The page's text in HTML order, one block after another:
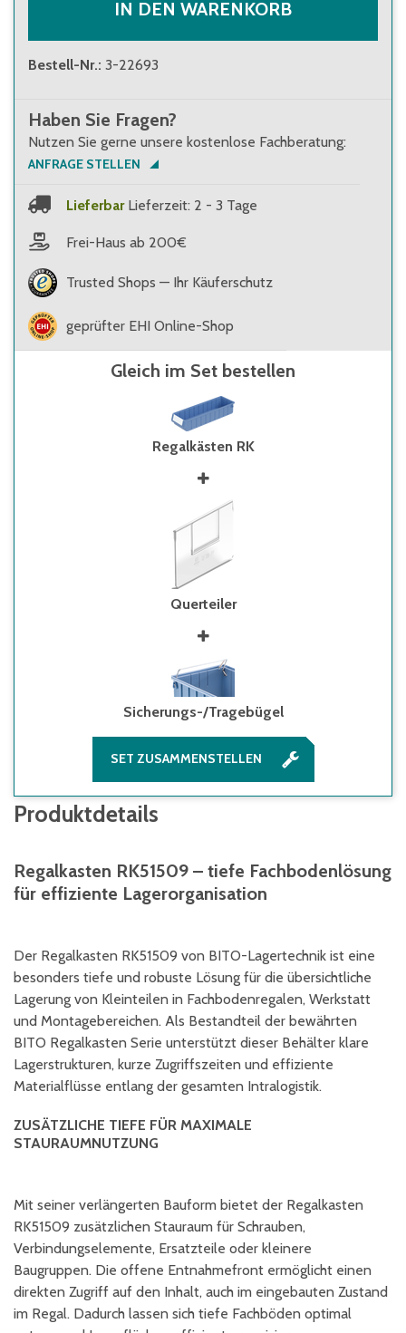
IN DEN WARENKORB
Bestell-Nr.: 3-22693
Haben Sie Fragen?
Nutzen Sie gerne unsere kostenlose Fachberatung:
ANFRAGE STELLEN
Lieferbar Lieferzeit: 2 - 3 Tage
Frei-Haus ab 200€
Trusted Shops — Ihr Käuferschutz
geprüfter EHI Online-Shop
Gleich im Set bestellen
Regalkästen RK
Querteiler
Sicherungs-/Tragebügel
SET ZUSAMMENSTELLEN
Produktdetails
Regalkasten RK51509 – tiefe Fachbodenlösung
für effiziente Lagerorganisation
Der Regalkasten RK51509 von BITO-Lagertechnik ist eine
besonders tiefe und robuste Lösung für die übersichtliche
Lagerung von Kleinteilen in Fachbodenregalen, Werkstatt
und Montagebereichen. Als Bestandteil der bewährten
BITO Regalkasten Serie unterstützt dieser Behälter klare
Lagerstrukturen, kurze Zugriffszeiten und effiziente
Materialflüsse entlang der gesamten Intralogistik.
ZUSÄTZLICHE TIEFE FÜR MAXIMALE
STAURAUMNUTZUNG
Mit seiner verlängerten Bauform bietet der Regalkasten
RK51509 zusätzlichen Stauraum für Schrauben,
Verbindungselemente, Ersatzteile oder kleinere
Baugruppen. Die offene Entnahmefront ermöglicht einen
direkten Zugriff auf den Inhalt, auch im eingebauten Zustand
im Regal. Dadurch lassen sich tiefe Fachböden optimal